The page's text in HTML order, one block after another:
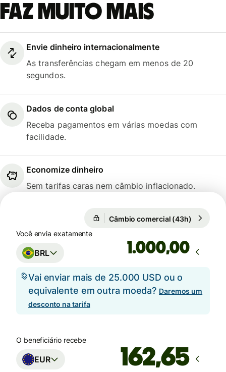
faz muito mais
Envie dinheiro internacionalmente
As transferências chegam em menos de 20
segundos.
Dados de conta global
Receba pagamentos em várias moedas com
facilidade.
Economize dinheiro
Sem tarifas caras nem câmbio inflacionado.
Câmbio comercial (43h)
Você envia exatamente
BRL ,00
Vai enviar mais de 25.000 USD ou o
equivalente em outra moeda? Daremos um
desconto na tarifa
O beneficiário recebe
EUR